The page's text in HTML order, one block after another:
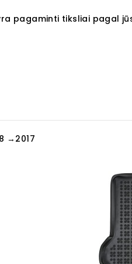
pagaminti tiksliai pagal
→2017